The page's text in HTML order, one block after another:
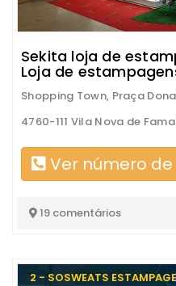
Sekita loja de
Loja de
Shopping Town, Praça
4760-111 Vila Nova de
Ver número
19 comentários
2 - SOSWEATS